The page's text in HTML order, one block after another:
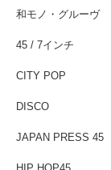
和モノ・グルーヴ
45 / 7インチ
CITY POP
DISCO
JAPAN PRESS 45